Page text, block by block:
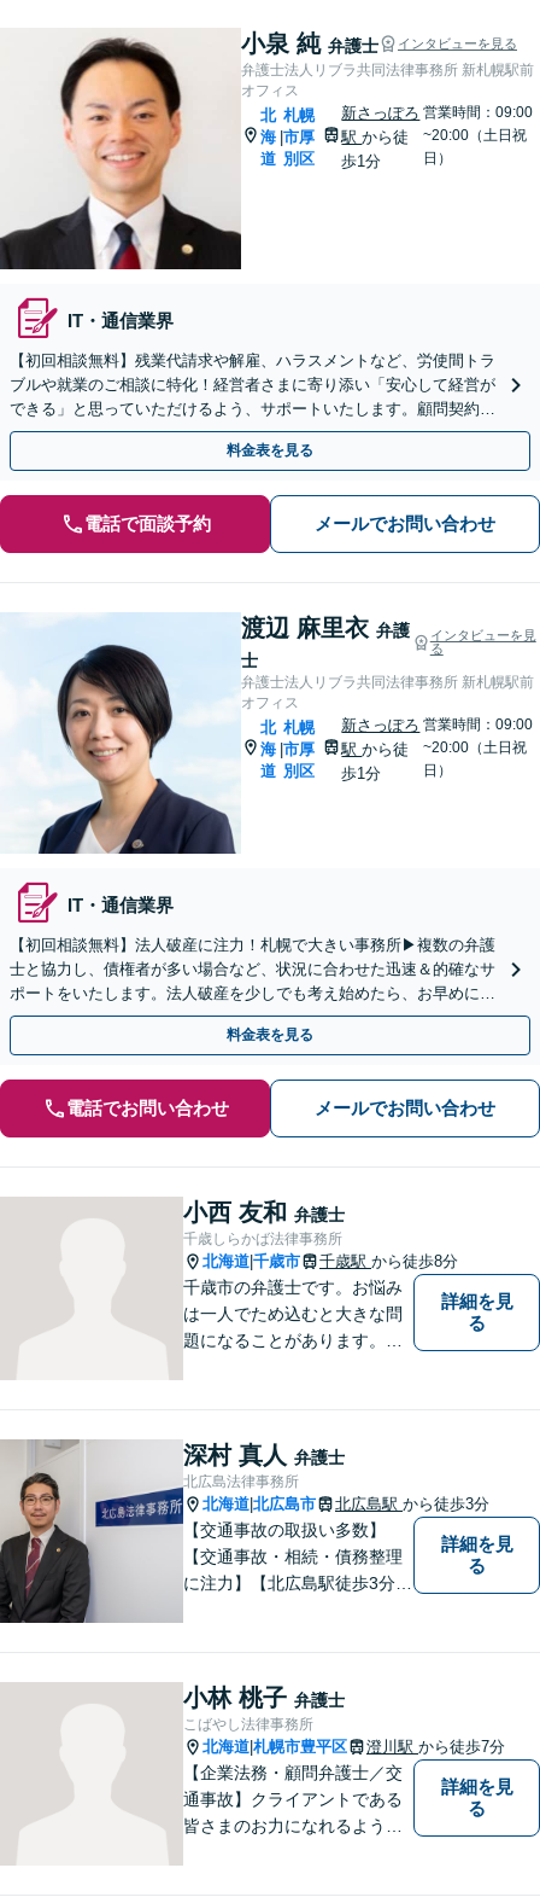
小泉 純 弁護士 インタビューを見る
弁護士法人リブラ共同法律事務所 新札幌駅前
オフィス
北
海
道
|
札幌
市厚
別区
新さっぽろ
駅から徒
歩1分
営業時間：09:00
~20:00（土日祝
日）
IT・通信業界
【初回相談無料】残業代請求や解雇、ハラスメントなど、労使間トラ
ブルや就業のご相談に特化！経営者さまに寄り添い「安心して経営が
できる」と思っていただけるよう、サポートいたします。顧問契約プ
ラン（月額1.1万円〜）複数あり！【休日・夜間相談可】
料金表を見る
電話で面談予約 メールでお問い合わせ
渡辺 麻里衣 弁護
士
インタビューを見
る
弁護士法人リブラ共同法律事務所 新札幌駅前
オフィス
北
海
道
|
札幌
市厚
別区
新さっぽろ
駅から徒
歩1分
営業時間：09:00
~20:00（土日祝
日）
IT・通信業界
【初回相談無料】法人破産に注力！札幌で大きい事務所▶︎複数の弁護
士と協力し、債権者が多い場合など、状況に合わせた迅速＆的確なサ
ポートをいたします。法人破産を少しでも考え始めたら、お早めに
【面談】をご予約ください【休日・夜間相談可】
料金表を見る
電話でお問い合わせ メールでお問い合わせ
小西 友和 弁護士
千歳しらかば法律事務所
北海道 千歳市 千歳駅 から徒歩8分
千歳市の弁護士です。お悩み
は一人でため込むと大きな問
題になることがあります。ぜ
詳細を見
る
深村 真人 弁護士
北広島法律事務所
北海道 北広島市 北広島駅 から徒歩3分
【交通事故の取扱い多数】
【交通事故・相続・債務整理
に注力】【北広島駅徒歩3分】
続、交通事故、労働、企業法
務など、多岐に渡る分野に精
通しています。どうぞお気軽
にご連絡ください。
詳細を見
る
小林 桃子 弁護士
こばやし法律事務所
北海道 札幌市豊平区 澄川駅 から徒歩7分
【企業法務・顧問弁護士／交
通事故】クライアントである
皆さまのお力になれるよう全
詳細を見
る